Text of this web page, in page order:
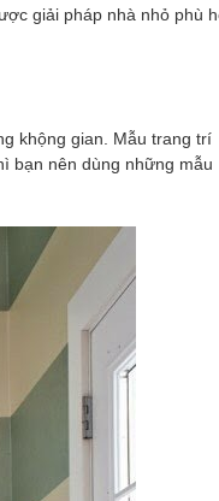
giải pháp nhà nhỏ phù
khộng gian. Mẫu trang trí
bạn nên dùng những mẫu